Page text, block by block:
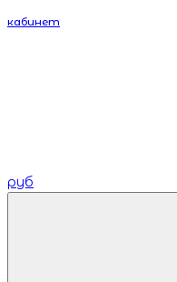
кабинет
руб